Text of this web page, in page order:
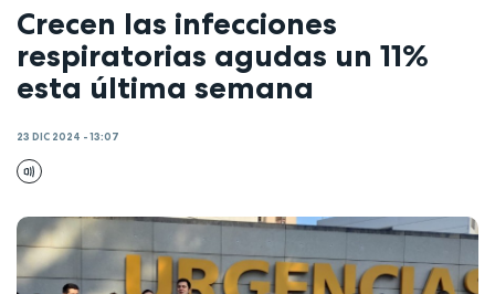
Crecen las infecciones
respiratorias agudas un 11%
esta última semana
23 DIC 2024 - 13:07